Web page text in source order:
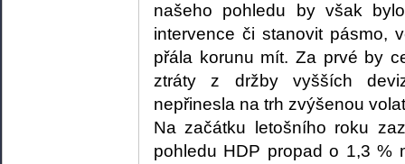
našeho pohledu by však
intervence či stanovit pásmo,
přála korunu mít. Za prvé by
ztráty z držby vyšších
nepřinesla na trh zvýšenou
Na začátku letošního roku
pohledu HDP propad o 1,3 %